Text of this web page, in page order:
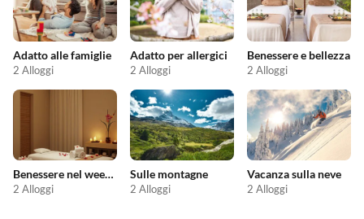
Adatto alle famiglie
2 Alloggi
Adatto per allergici
2 Alloggi
Benessere e bellezza
2 Alloggi
Benessere nel weekend
2 Alloggi
Sulle montagne
2 Alloggi
Vacanza sulla neve
2 Alloggi